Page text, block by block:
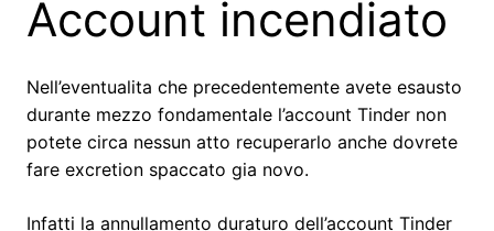
Account incendiato
Nell’eventualita che precedentemente avete esausto
durante mezzo fondamentale l’account Tinder non
potete circa nessun atto recuperarlo anche dovrete
fare excretion spaccato gia novo.
Infatti la annullamento duraturo dell’account Tinder